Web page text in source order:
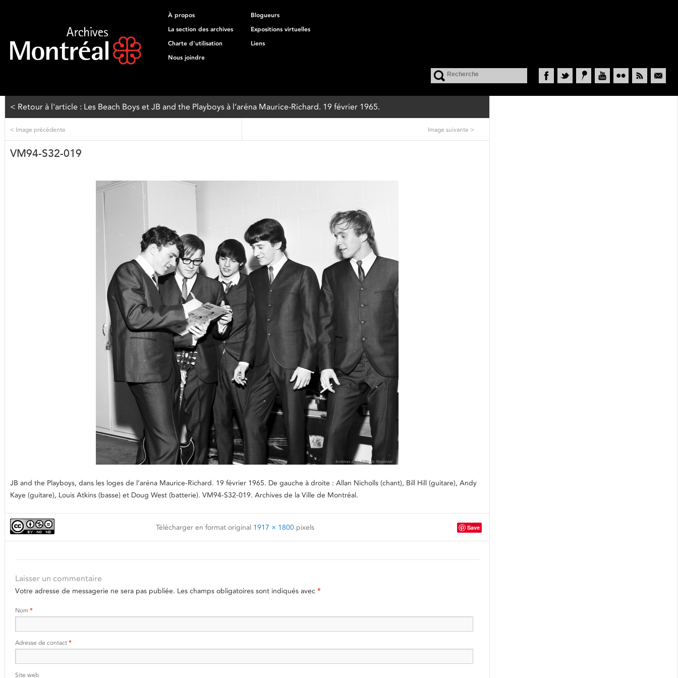
À propos
Blogueurs
La section des archives
Expositions virtuelles
Charte d'utilisation
Liens
Nous joindre
< Retour à l'article : Les Beach Boys et JB and the Playboys à l’aréna Maurice-Richard. 19 février 1965.
< Image précédente Image suivante >
VM94-S32-019
JB and the Playboys, dans les loges de l’aréna Maurice-Richard. 19 février 1965. De gauche à droite : Allan Nicholls (chant), Bill Hill (guitare), Andy
Kaye (guitare), Louis Atkins (basse) et Doug West (batterie). VM94-S32-019. Archives de la Ville de Montréal.
Télécharger en format original 1917 × 1800pixels Save
Laisser un commentaire
Votre adresse de messagerie ne sera pas publiée. Les champs obligatoires sont indiqués avec *
Nom *
Adresse de contact *
Site web